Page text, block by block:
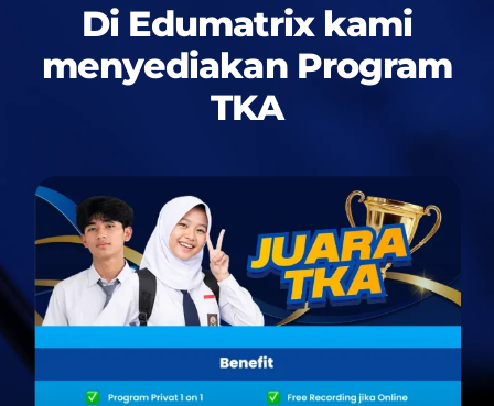
Di Edumatrix kami
menyediakan Program
TKA